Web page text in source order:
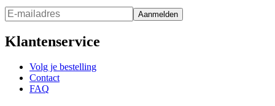
Aanmelden
Klantenservice
Volg je bestelling
Contact
FAQ